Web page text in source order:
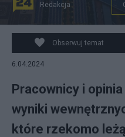
Chaos w spółce CPK.
Redakcja
Obserwuj temat
6.04.2024
Pracownicy i
wyniki
które rzekomo